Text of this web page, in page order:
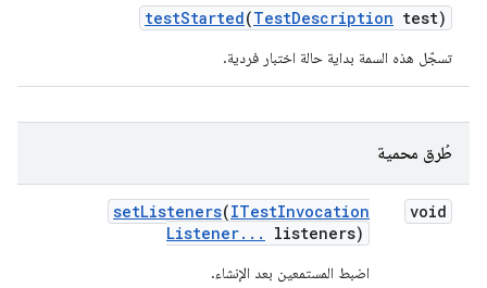
testStarted(TestDescription test)
تسجّل هذه السمة بداية حالة اختبار فردية.
طُرق محمية
void
setListeners(ITestInvocation
Listener. . . listeners)
اضبط المستمعين بعد الإنشاء.